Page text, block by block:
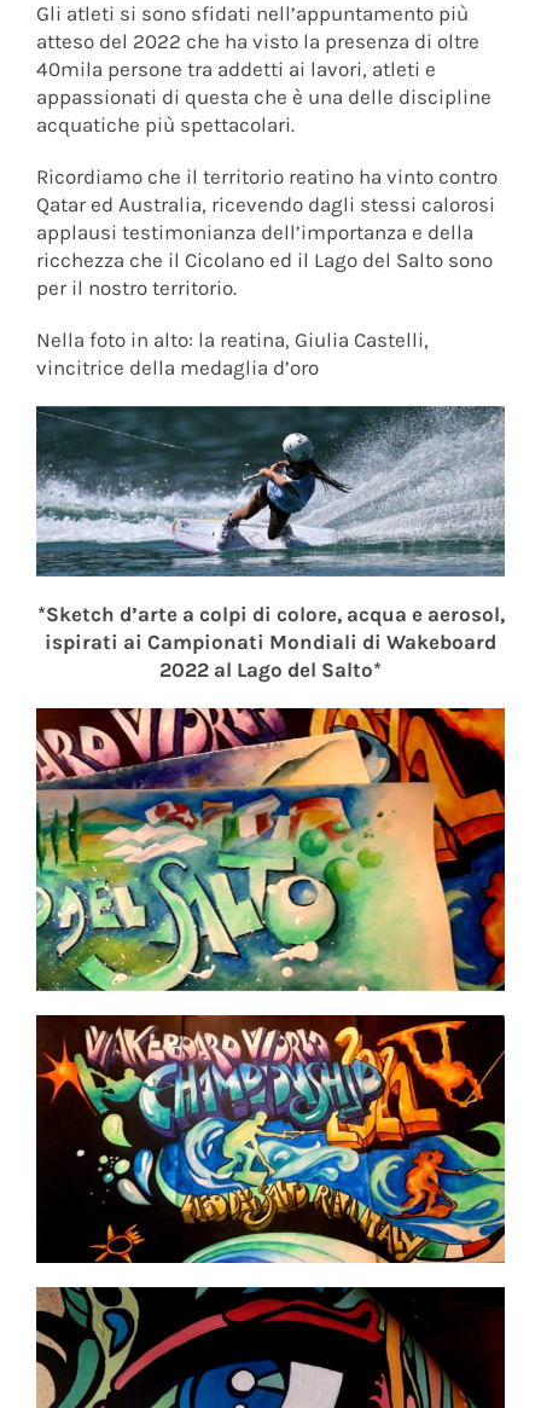
Gli atleti si sono sfidati nell’appuntamento più
atteso del 2022 che ha visto la presenza di oltre
40mila persone tra addetti ai lavori, atleti e
appassionati di questa che è una delle discipline
acquatiche più spettacolari.
Ricordiamo che il territorio reatino ha vinto contro
Qatar ed Australia, ricevendo dagli stessi calorosi
applausi testimonianza dell’importanza e della
ricchezza che il Cicolano ed il Lago del Salto sono
per il nostro territorio.
Nella foto in alto: la reatina, Giulia Castelli,
vincitrice della medaglia d’oro
*Sketch d’arte a colpi di colore, acqua e aerosol,
ispirati ai Campionati Mondiali di Wakeboard
2022 al Lago del Salto*